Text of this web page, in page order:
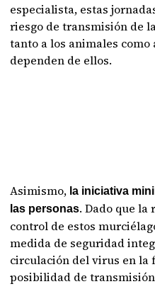
especialista, estas
riesgo de transmisión de
tanto a los animales como
dependen de ellos.
Asimismo, la iniciativa
las personas. Dado que la
control de estos
medida de seguridad
circulación del virus en la
posibilidad de